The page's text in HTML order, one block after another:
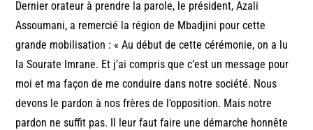
Dernier orateur à prendre la parole, le président, Azali
Assoumani, a remercié la région de Mbadjini pour cette
grande mobilisation : « Au début de cette cérémonie, on a lu
la Sourate Imrane. Et j’ai compris que c’est un message pour
moi et ma façon de me conduire dans notre société. Nous
devons le pardon à nos frères de l’opposition. Mais notre
pardon ne suffit pas. Il leur faut faire une démarche honnête